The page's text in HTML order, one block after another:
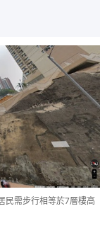
民需步行相等於7層樓高